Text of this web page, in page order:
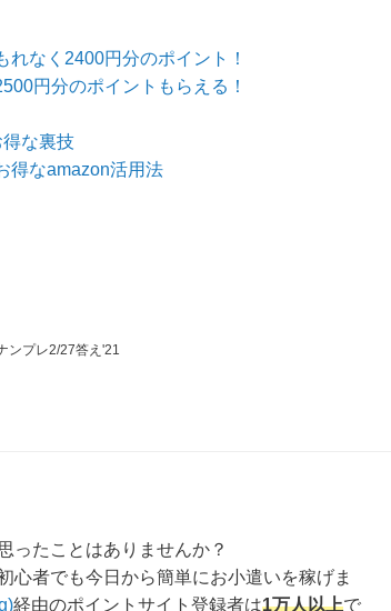
れなく2400円分のポイント！
円分のポイントもらえる！
な裏技
得なamazon活用法
ンプレ2/27答え'21
ったことはありませんか？
心者でも今日から簡単にお小遣いを稼げま
経由のポイントサイト登録者は1万人以上で